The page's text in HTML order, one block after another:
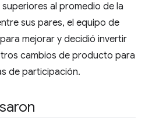
al promedio de la
sus pares, el equipo de
mejorar y decidió invertir
cambios de producto para
de participación.